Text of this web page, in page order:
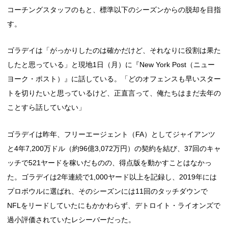
コーチングスタッフのもと、標準以下のシーズンからの脱却を目指
す。
ゴラデイは「がっかりしたのは確かだけど、それなりに役割は果た
したと思っている」と現地1日（月）に『New York Post（ニュー
ヨーク・ポスト）』に話している。「どのオフェンスも早いスター
トを切りたいと思っているけど、正直言って、俺たちはまだ去年の
ことすら話していない」
ゴラデイは昨年、フリーエージェント（FA）としてジャイアンツ
と4年7,200万ドル（約96億3,072万円）の契約を結び、37回のキャ
ッチで521ヤードを稼いだものの、得点版を動かすことはなかっ
た。ゴラデイは2年連続で1,000ヤード以上を記録し、2019年には
プロボウルに選ばれ、そのシーズンには11回のタッチダウンで
NFLをリードしていたにもかかわらず、デトロイト・ライオンズで
過小評価されていたレシーバーだった。